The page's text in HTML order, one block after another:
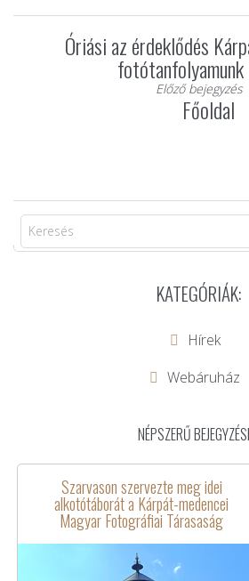
Óriási az érdeklődés
Előző bejegyzés
Főoldal
KATEGÓRIÁK:
Hírek
Webáruház
NÉPSZERŰ
Szarvason szervezte meg idei
alkotótáborát a Kárpát-medencei
Magyar Fotográfiai Tárasaság